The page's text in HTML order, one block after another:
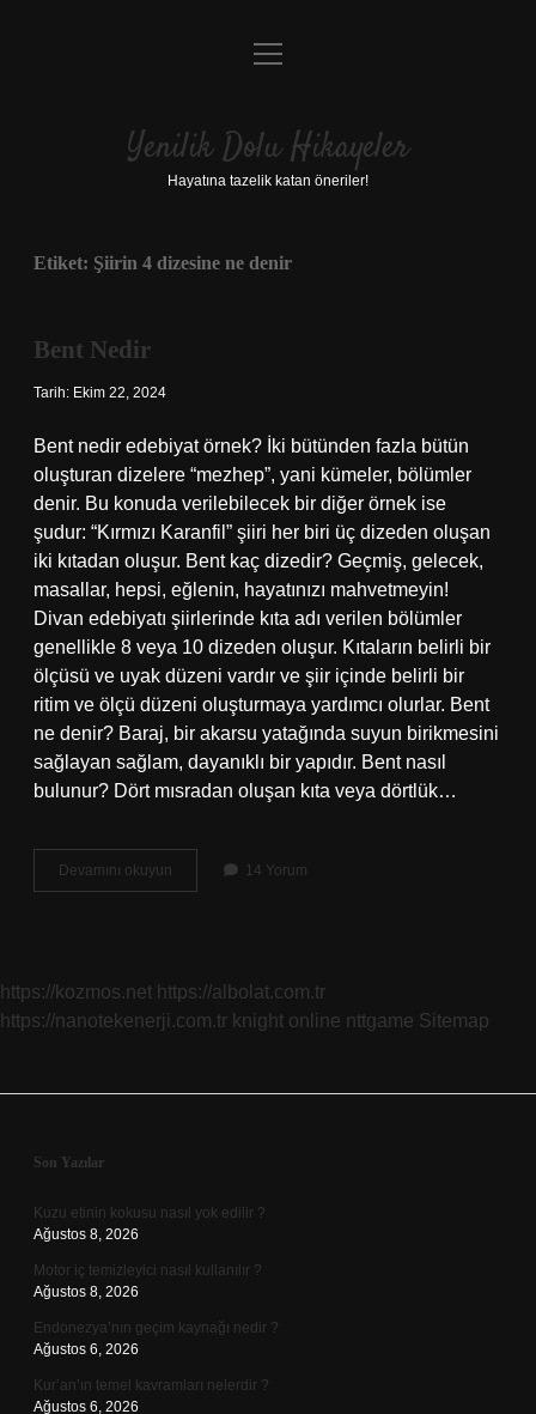
Anasayfa
Yasal Uyarı
menüyü
Yenilik Dolu Hikayeler
Hayatına tazelik katan öneriler!
Etiket: Şiirin 4 dizesine ne denir
Bent Nedir
Tarih: Ekim 22, 2024
Bent nedir edebiyat örnek? İki bütünden fazla bütün
oluşturan dizelere “mezhep”, yani kümeler, bölümler
denir. Bu konuda verilebilecek bir diğer örnek ise
şudur: “Kırmızı Karanfil” şiiri her biri üç dizeden oluşan
iki kıtadan oluşur. Bent kaç dizedir? Geçmiş, gelecek,
masallar, hepsi, eğlenin, hayatınızı mahvetmeyin!
Divan edebiyatı şiirlerinde kıta adı verilen bölümler
genellikle 8 veya 10 dizeden oluşur. Kıtaların belirli bir
ölçüsü ve uyak düzeni vardır ve şiir içinde belirli bir
ritim ve ölçü düzeni oluşturmaya yardımcı olurlar. Bent
ne denir? Baraj, bir akarsu yatağında suyun birikmesini
sağlayan sağlam, dayanıklı bir yapıdır. Bent nasıl
bulunur? Dört mısradan oluşan kıta veya dörtlük…
Devamını okuyun
Nedir
14 Yorum
https://kozmos.net https://albolat.com.tr
https://nanotekenerji.com.tr knight online nttgame Sitemap
Sidebar
Son Yazılar
Kuzu etinin kokusu nasıl yok edilir ?
Ağustos 8, 2026
Motor iç temizleyici nasıl kullanılır ?
Ağustos 8, 2026
Endonezya’nın geçim kaynağı nedir ?
Ağustos 6, 2026
Kur’an’ın temel kavramları nelerdir ?
Ağustos 6, 2026